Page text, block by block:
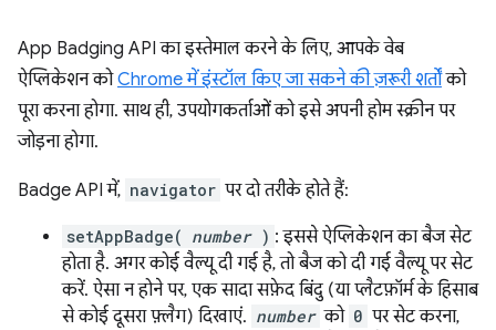
App Badging API का इस्तेमाल करने के लिए, आपके वेब
ऐप्लिकेशन कोChrome में इंस्टॉल किए जा सकने की ज़रूरी शर्तोंको
पूरा करना होगा. साथ ही, उपयोगकर्ताओं को इसे अपनी होम स्क्रीन पर
जोड़ना होगा.
Badge API में, navigator पर दो तरीके होते हैं:
setAppBadge( number ) : इससे ऐप्लिकेशन का बैज सेट
होता है. अगर कोई वैल्यू दी गई है, तो बैज को दी गई वैल्यू पर सेट
करें. ऐसा न होने पर, एक सादा सफ़ेद बिंदु (या प्लैटफ़ॉर्म के हिसाब
से कोई दूसरा फ़्लैग) दिखाएं. number को 0 पर सेट करना,